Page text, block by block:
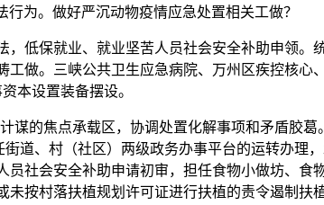
为。做好严沉动物疫情应急处置相关工做？
保就业、就业坚苦人员社会安全补助申领。
做。三峡公共卫生应急病院、万州区疾控核心
本设置装备摆设。
的焦点承载区，协调处置化解事项和矛盾胶葛
道、村（社区）两级政务办事平台的运转办理
社会安全补助申请初审，担任食物小做坊、食
按村落扶植规划许可证进行扶植的责令遏制扶